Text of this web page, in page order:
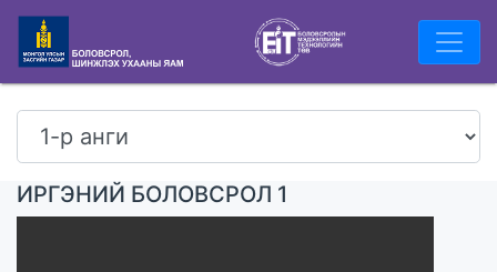
ИРГЭНИЙ БОЛОВСРОЛ 1